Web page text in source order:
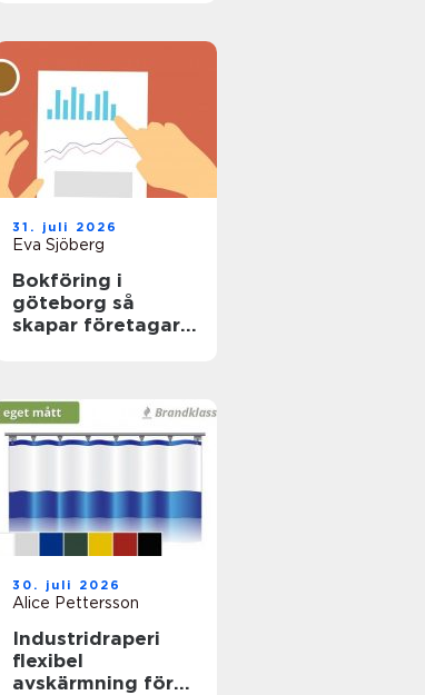
31. juli 2026
Eva Sjöberg
Bokföring i
göteborg så
skapar företagare
30. juli 2026
Alice Pettersson
Industridraperi
flexibel
avskärmning för